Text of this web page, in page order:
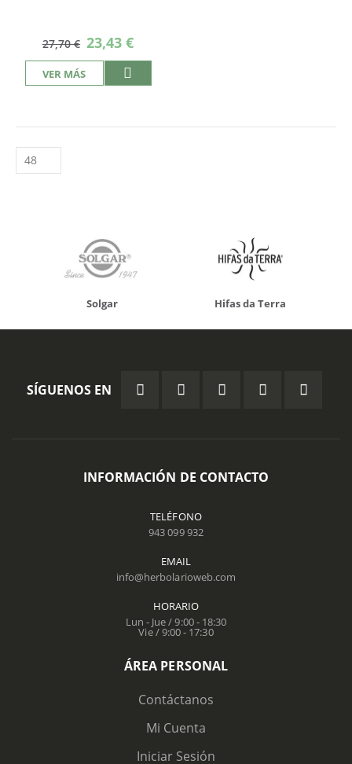
27,70 € Precio
especial
23,43 €
VER MÁS
Solgar Hifas da Terra
SÍGUENOS EN
INFORMACIÓN DE CONTACTO
TELÉFONO
943 099 932
EMAIL
info@herbolarioweb.com
HORARIO
Lun - Jue / 9:00 - 18:30
Vie / 9:00 - 17:30
ÁREA PERSONAL
Contáctanos
Mi Cuenta
Iniciar Sesión